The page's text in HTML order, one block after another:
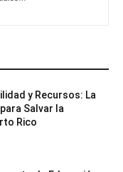
y Recursos: La
Salvar la
Rico